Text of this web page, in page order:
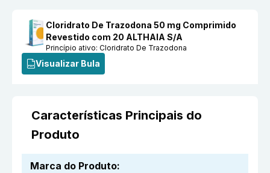
Cloridrato De Trazodona 50 mg Comprimido
Revestido com 20 ALTHAIA S/A
Princípio ativo:Cloridrato De Trazodona
Visualizar Bula
Características Principais do
Produto
Marca do Produto: